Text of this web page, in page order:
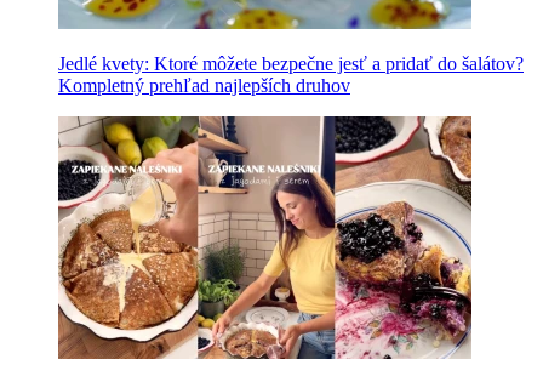
Jedlé kvety: Ktoré môžete bezpečne jesť a pridať do šalátov?
Kompletný prehľad najlepších druhov